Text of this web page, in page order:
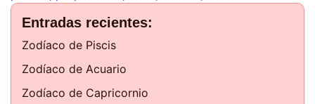
Entradas recientes:
Zodíaco de Piscis
Zodíaco de Acuario
Zodíaco de Capricornio